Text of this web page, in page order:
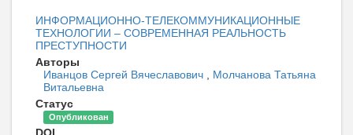
ИНФОРМАЦИОННО-ТЕЛЕКОММУНИКАЦИОННЫЕ
ТЕХНОЛОГИИ – СОВРЕМЕННАЯ РЕАЛЬНОСТЬ
ПРЕСТУПНОСТИ
Авторы
Иванцов Сергей Вячеславович
Молчанова Татьяна
Витальевна
Статус
Опубликован